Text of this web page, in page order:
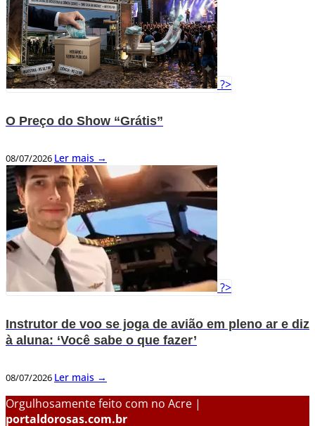
?>
O Preço do Show “Grátis”
08/07/2026 Ler mais →
?>
Instrutor de voo se joga de avião em pleno ar e diz
à aluna: ‘Você sabe o que fazer’
08/07/2026 Ler mais →
Orgulhosamente feito com no Acre |
portaldorosas.com.br